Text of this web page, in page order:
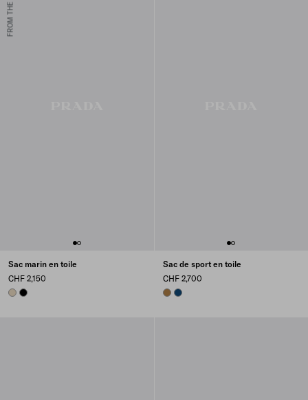
Sac marin en toile
CHF 2,150
DESERT BEIGE
BLACK
Sac de sport en toile
CHF 2,700
TABACCO
BALTIC BLUE